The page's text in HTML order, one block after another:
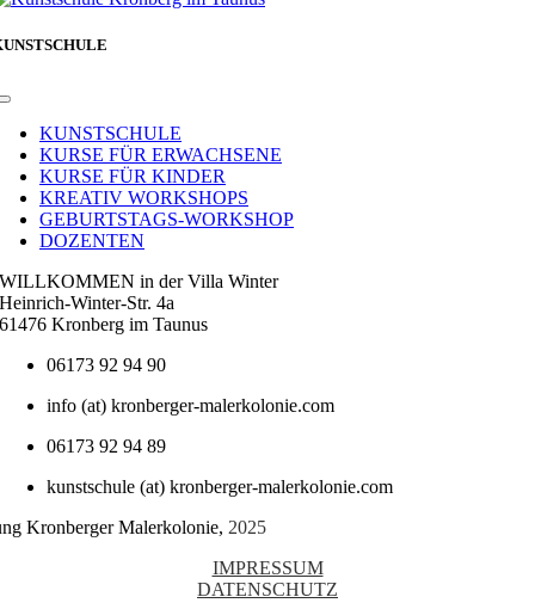
Toggle
NavigationKUNSTSCHULE
KURSE FÜR ERWACHSENE
KURSE FÜR KINDER
KREATIV WORKSHOPS
GEBURTSTAGS-WORKSHOP
DOZENTEN
WILLKOMMEN in der Villa Winter
Heinrich-Winter-Str. 4a
61476 Kronberg im Taunus
06173 92 94 90
info (at) kronberger-malerkolonie.com
06173 92 94 89
kunstschule (at) kronberger-malerkolonie.com
Kronberger Malerkolonie, 2025
IMPRESSUM
DATENSCHUTZ